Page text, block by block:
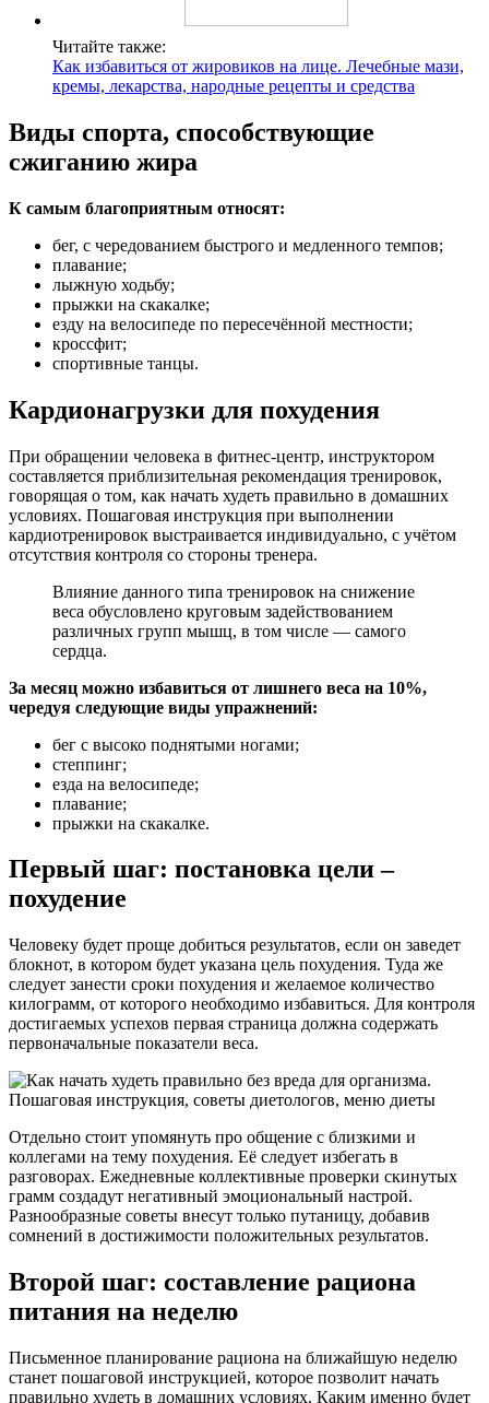
Читайте также:
Как избавиться от жировиков на лице. Лечебные мази,
кремы, лекарства, народные рецепты и средства
Виды спорта, способствующие
сжиганию жира
К самым благоприятным относят:
бег, с чередованием быстрого и медленного темпов;
плавание;
лыжную ходьбу;
прыжки на скакалке;
езду на велосипеде по пересечённой местности;
кроссфит;
спортивные танцы.
Кардионагрузки для похудения
При обращении человека в фитнес-центр, инструктором
составляется приблизительная рекомендация тренировок,
говорящая о том, как начать худеть правильно в домашних
условиях. Пошаговая инструкция при выполнении
кардиотренировок выстраивается индивидуально, с учётом
отсутствия контроля со стороны тренера.
Влияние данного типа тренировок на снижение
веса обусловлено круговым задействованием
различных групп мышц, в том числе — самого
сердца.
За месяц можно избавиться от лишнего веса на 10%,
чередуя следующие виды упражнений:
бег с высоко поднятыми ногами;
степпинг;
езда на велосипеде;
плавание;
прыжки на скакалке.
Первый шаг: постановка цели –
похудение
Человеку будет проще добиться результатов, если он заведет
блокнот, в котором будет указана цель похудения. Туда же
следует занести сроки похудения и желаемое количество
килограмм, от которого необходимо избавиться. Для контроля
достигаемых успехов первая страница должна содержать
первоначальные показатели веса.
Отдельно стоит упомянуть про общение с близкими и
коллегами на тему похудения. Её следует избегать в
разговорах. Ежедневные коллективные проверки скинутых
грамм создадут негативный эмоциональный настрой.
Разнообразные советы внесут только путаницу, добавив
сомнений в достижимости положительных результатов.
Второй шаг: составление рациона
питания на неделю
Письменное планирование рациона на ближайшую неделю
станет пошаговой инструкцией, которое позволит начать
правильно худеть в домашних условиях. Каким именно будет